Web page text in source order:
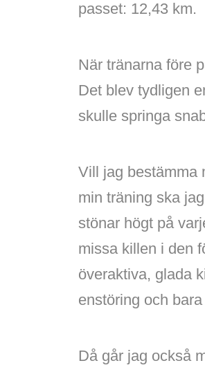
passet: 12,43 km.
När tränarna före
Det blev tydligen
skulle springa
Vill jag bestämma
min träning ska
stönar högt på
missa killen i den
överaktiva, glada
enstöring och
Då går jag också